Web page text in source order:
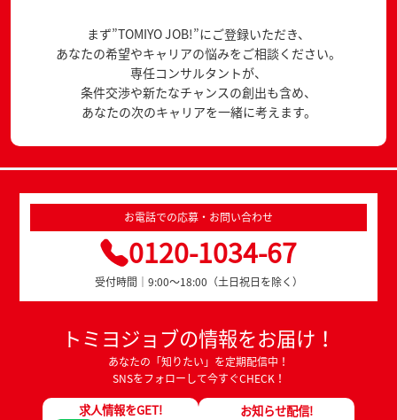
まず”TOMIYO JOB!”にご登録いただき、
あなたの希望やキャリアの悩みをご相談ください。
専任コンサルタントが、
条件交渉や新たなチャンスの創出も含め、
あなたの次のキャリアを一緒に考えます。
お電話での応募・お問い合わせ
0120-1034-67
受付時間｜9:00～18:00（土日祝日を除く）
トミヨジョブの情報をお届け！
あなたの「知りたい」を定期配信中！
SNSをフォローして今すぐCHECK！
求人情報をGET!
お知らせ配信!